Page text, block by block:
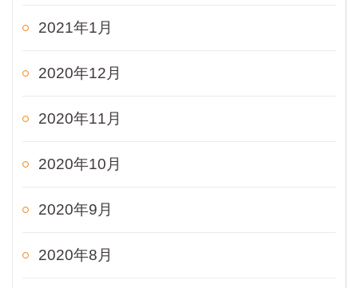
2021年1月
2020年12月
2020年11月
2020年10月
2020年9月
2020年8月